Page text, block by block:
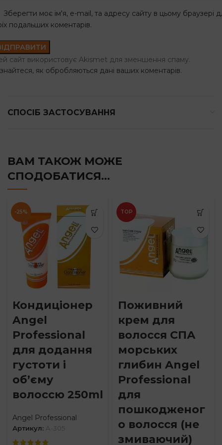
Зберегти моє ім'я, e-mail, та адресу сайту в цьому браузері
подальших коментарів.
сайт використовує Akismet для зменшення спаму.
як обробляються дані ваших коментарів.
СПОСІБ ЗАСТОСУВАННЯ
ВАМ ТАКОЖ МОЖЕ
СПОДОБАТИСЯ…
-25%
Кондиціонер
Angel
Professional
для додання
густоти і
об’єму
волоссю 250ml
Angel Professional
Артикул: A-305
TOP
Поживний
крем для
волосся СПА
морських
глибин Angel
Professional
для
пошкодженог
о волосся (не
змиваючий)